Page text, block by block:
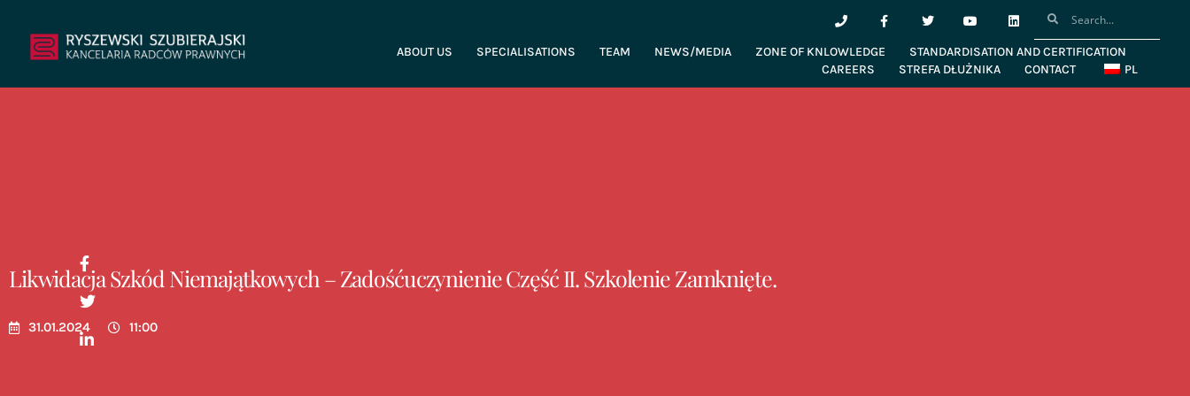
ABOUT US SPECIALISATIONS TEAM NEWS/MEDIA ZONE OF KNLOWLEDGE
STANDARDISATION AND CERTIFICATION
CAREERS
STREFA DŁUŻNIKA CONTACT PL
Likwidacja Szkód Niemajątkowych – Zadośćuczynienie Część II. Szkolenie Zamknięte.
31.01.2024 11:00